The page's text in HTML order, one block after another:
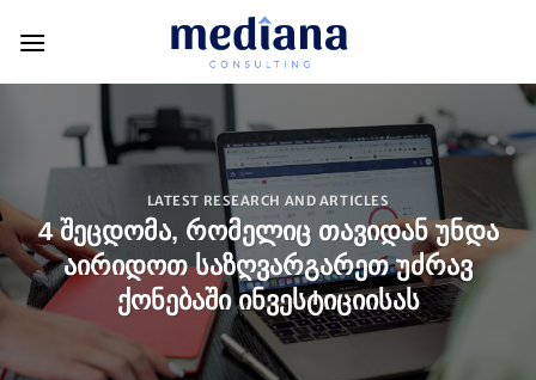
LATEST RESEARCH AND ARTICLES
4 ᲨᲔᲪᲓᲝᲛᲐ, ᲠᲝᲛᲔᲚᲘᲪ ᲗᲐᲕᲘᲓᲐᲜ ᲣᲜᲓᲐ
ᲐᲘᲠᲘᲓᲝᲗ ᲡᲐᲖᲦᲕᲐᲠᲒᲐᲠᲔᲗ ᲣᲫᲠᲐᲕ
ᲥᲝᲜᲔᲑᲐᲨᲘ ᲘᲜᲕᲔᲡᲢᲘᲪᲘᲘᲡᲐᲡ